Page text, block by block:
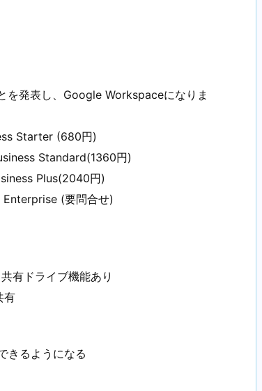
を発表し、Google Workspaceになりま
Starter (680円)
Standard(1360円)
円)
(要問合せ)
有ドライブ機能あり
有
きるようになる